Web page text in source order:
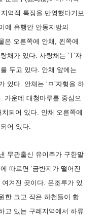
역적 특징을 반영했다기보
에 유행안 안동지방의
은 오른쪽에 안채, 왼쪽에
채가 있다. 사랑채는 ‘T’자
두고 있다. 안채 앞에는
있다. 안채는 ‘ㅁ’자형을 하
가운데 대청마루를 중심으
되어 있다. 안채 오른쪽에
어 있다.
무관출신 유이주가 구한말
따르면 ‘금반지가 떨어진
겨진 곳이다. 운조루가 있
한 크고 작은 하천들이 합
고 있는 구례지역에서 하류